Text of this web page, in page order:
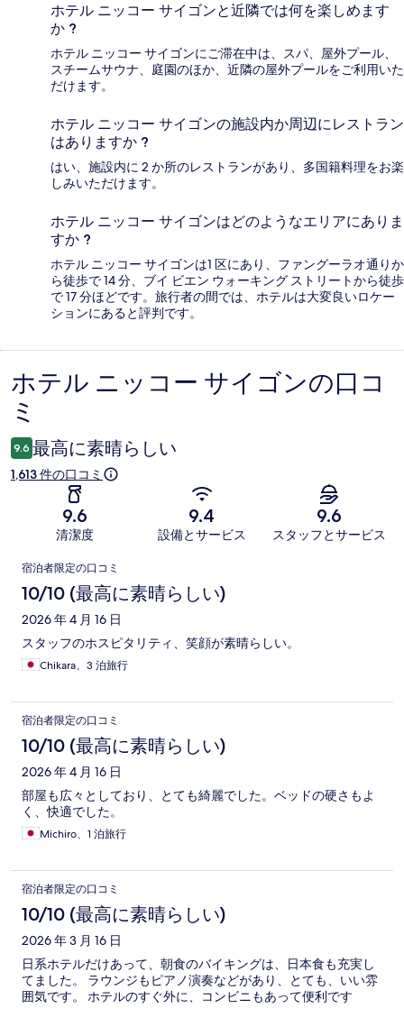
ホテル ニッコー サイゴンと近隣では何を楽しめます
か ?
ホテル ニッコー サイゴンにご滞在中は、スパ、屋外プール、
スチームサウナ、庭園のほか、近隣の屋外プールをご利用いた
だけます。
ホテル ニッコー サイゴンの施設内か周辺にレストラン
はありますか ?
はい、施設内に 2 か所のレストランがあり、多国籍料理をお楽
しみいただけます。
ホテル ニッコー サイゴンはどのようなエリアにありま
すか ?
ホテル ニッコー サイゴンは1 区にあり、ファングーラオ通りか
ら徒歩で 14 分、ブイ ビエン ウォーキング ストリートから徒歩
で 17 分ほどです。旅行者の間では、ホテルは大変良いロケー
ションにあると評判です。
口
コ
ミ
ホテル ニッコー サイゴンの口コ
ミ
9.6 最高に素晴らしい
1,613 件の口コミ
9.6
清潔度
9.4
設備とサービス
9.6
スタッフとサービス
口
コ
ミ
宿泊者限定の口コミ
10/10 (最高に素晴らしい)
2026 年 4 月 16 日
スタッフのホスピタリティ、笑顔が素晴らしい。
Chikara、3 泊旅行
宿泊者限定の口コミ
10/10 (最高に素晴らしい)
2026 年 4 月 16 日
部屋も広々としており、とても綺麗でした。ベッドの硬さもよ
く、快適でした。
Michiro、1 泊旅行
宿泊者限定の口コミ
10/10 (最高に素晴らしい)
2026 年 3 月 16 日
日系ホテルだけあって、朝食のバイキングは、日本食も充実し
てました。 ラウンジもピアノ演奏などがあり、とても、いい雰
囲気です。 ホテルのすぐ外に、コンビニもあって便利です